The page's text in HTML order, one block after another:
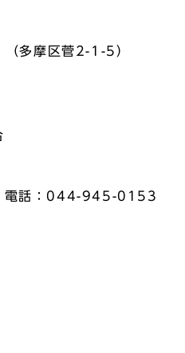
多摩区菅2-1-5）
電話：044-945-0153